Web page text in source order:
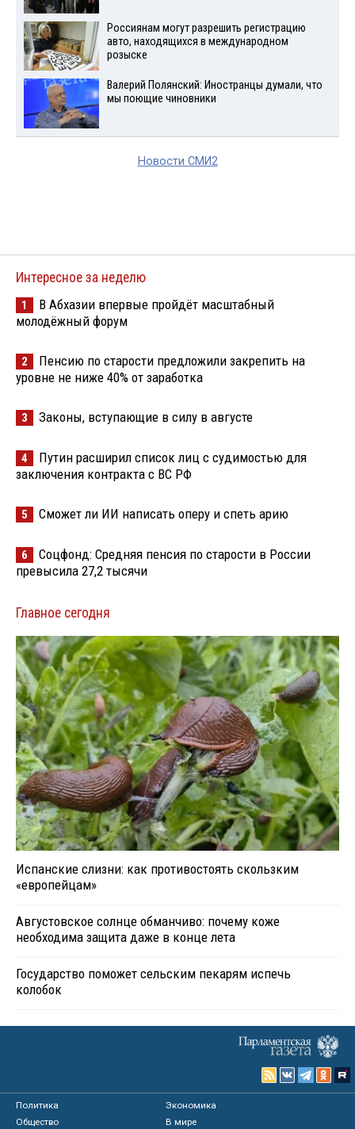
Россиянам могут разрешить регистрацию
авто, находящихся в международном
розыске
Валерий Полянский: Иностранцы думали, что
мы поющие чиновники
Новости СМИ2
Интересное за неделю
1
В Абхазии впервые пройдёт масштабный
молодёжный форум
2
Пенсию по старости предложили закрепить на
уровне не ниже 40% от заработка
3 Законы, вступающие в силу в августе
4
Путин расширил список лиц с судимостью для
заключения контракта с ВС РФ
5 Сможет ли ИИ написать оперу и спеть арию
6
Соцфонд: Средняя пенсия по старости в России
превысила 27,2 тысячи
Главное сегодня
Испанские слизни: как противостоять скользким
«европейцам»
Августовское солнце обманчиво: почему коже
необходима защита даже в конце лета
Государство поможет сельским пекарям испечь
колобок
Политика
Экономика
Общество
В мире